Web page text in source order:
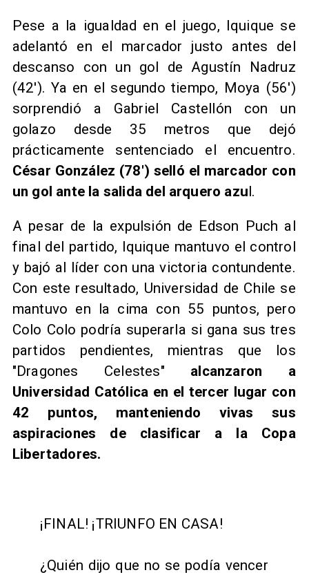
Pese a la igualdad en el juego, Iquique se
adelantó en el marcador justo antes del
descanso con un gol de Agustín Nadruz
(42'). Ya en el segundo tiempo, Moya (56')
sorprendió a Gabriel Castellón con un
golazo desde 35 metros que dejó
prácticamente sentenciado el encuentro.
César González (78') selló el marcador con
un gol ante la salida del arquero azul.
A pesar de la expulsión de Edson Puch al
final del partido, Iquique mantuvo el control
y bajó al líder con una victoria contundente.
Con este resultado, Universidad de Chile se
mantuvo en la cima con 55 puntos, pero
Colo Colo podría superarla si gana sus tres
partidos pendientes, mientras que los
"Dragones Celestes" alcanzaron a
Universidad Católica en el tercer lugar con
42 puntos, manteniendo vivas sus
aspiraciones de clasificar a la Copa
Libertadores.
¡FINAL! ¡TRIUNFO EN CASA!
¿Quién dijo que no se podía vencer